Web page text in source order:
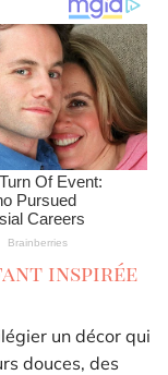
inspirée
un décor qui
douces, des